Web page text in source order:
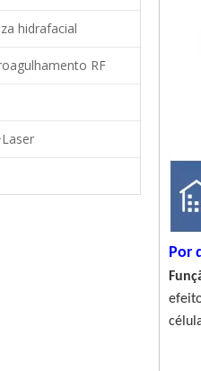
hidrafacial
RF
Por